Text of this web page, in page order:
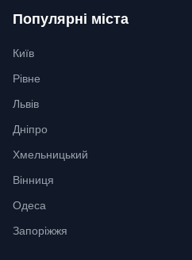
Популярні міста
Київ
Рівне
Львів
Дніпро
Хмельницький
Вінниця
Одеса
Запоріжжя